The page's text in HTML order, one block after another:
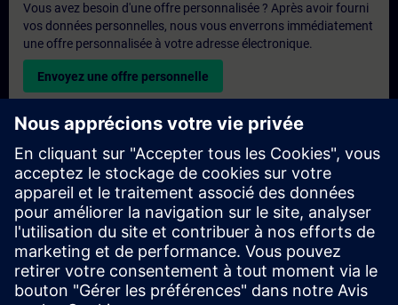
Vous avez besoin d'une offre personnalisée ? Après avoir fourni
vos données personnelles, nous vous enverrons immédiatement
une offre personnalisée à votre adresse électronique.
Envoyez une offre personnelle
Demande de formation exclusive
Veuillez remplir le formulaire ci-dessous si vous souhaitez
obtenir un devis pour une formation exclusive, que ce soit sur
site, en ligne ou dans notre centre de formation SITRAIN. Ce
type de demande convient aux groupes plus importants (6
personnes ou plus). Après avoir fourni vos coordonnées et vos
besoins en matière de formation, vous recevrez un devis de
notre part.